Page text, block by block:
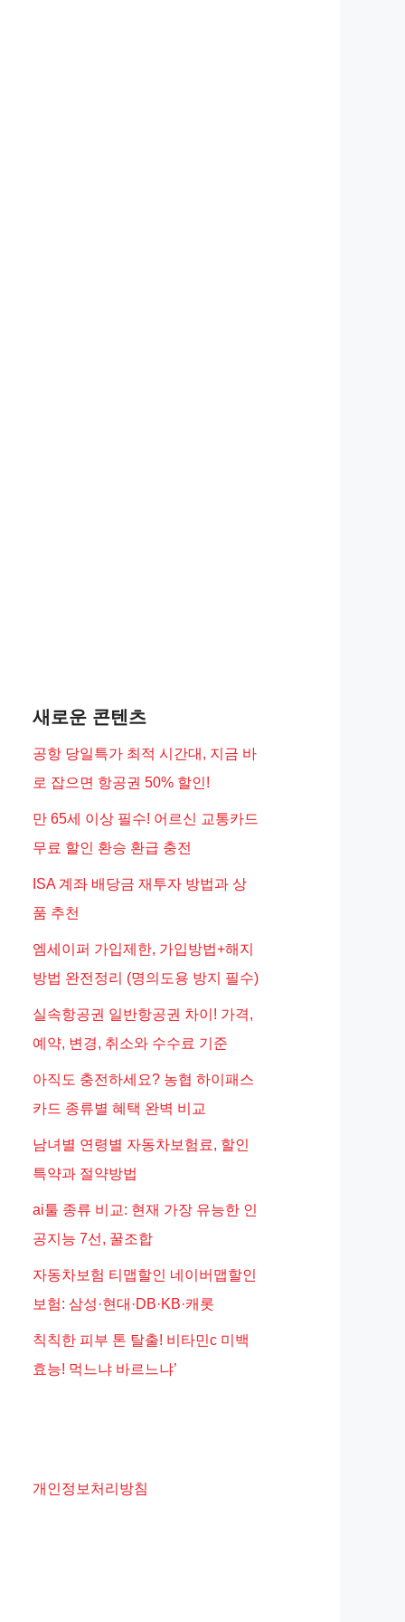
새로운 콘텐츠
공항 당일특가 최적 시간대, 지금 바
로 잡으면 항공권 50% 할인!
만 65세 이상 필수! 어르신 교통카드
무료 할인 환승 환급 충전
ISA 계좌 배당금 재투자 방법과 상
품 추천
엠세이퍼 가입제한, 가입방법+해지
방법 완전정리 (명의도용 방지 필수)
실속항공권 일반항공권 차이! 가격,
예약, 변경, 취소와 수수료 기준
아직도 충전하세요? 농협 하이패스
카드 종류별 혜택 완벽 비교
남녀별 연령별 자동차보험료, 할인
특약과 절약방법
ai툴 종류 비교: 현재 가장 유능한 인
공지능 7선, 꿀조합
자동차보험 티맵할인 네이버맵할인
보험: 삼성·현대·DB·KB·캐롯
칙칙한 피부 톤 탈출! 비타민c 미백
효능! 먹느냐 바르느냐’
개인정보처리방침